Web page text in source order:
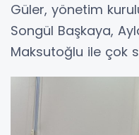
Güler, yönetim
Songül Başkaya,
Maksutoğlu ile çok